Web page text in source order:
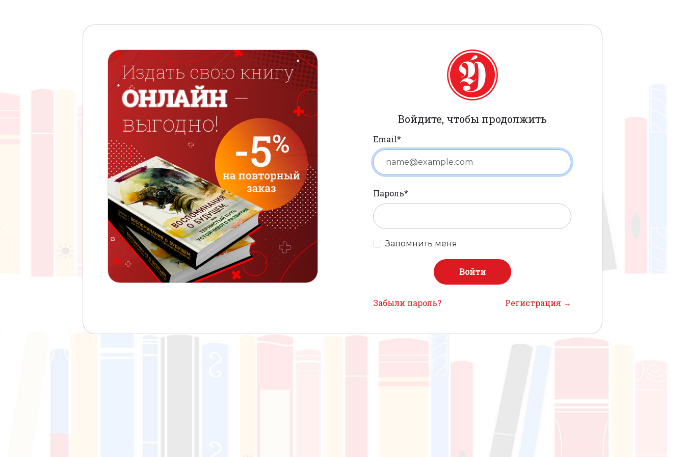
Войдите, чтобы продолжить
Email*
Пароль*
Запомнить меня
Войти
Забыли пароль? Регистрация →